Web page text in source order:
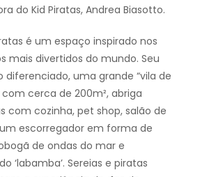
do Kid Piratas, Andrea Biasotto.
é um espaço inspirado nos
mais divertidos do mundo. Seu
diferenciado, uma grande “vila de
com cerca de 200m², abriga
com cozinha, pet shop, salão de
escorregador em forma de
de ondas do mar e
‘labamba’. Sereias e piratas